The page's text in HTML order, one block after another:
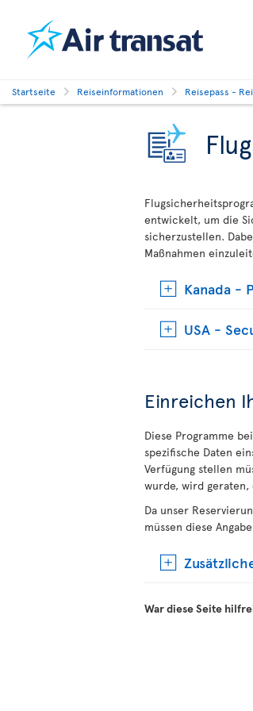
Startseite Reiseinformationen Reisepass -
entwickelt, um die
sicherzustellen.
Maßnahmen
Kanada -
USA -
Einreichen
Diese Programme
spezifische Daten
Verfügung stellen
wurde, wird geraten,
Da unser
müssen diese
War diese Seite